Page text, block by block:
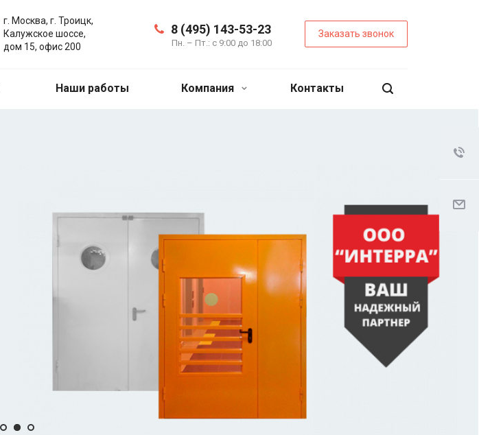
8 (495) 143-53-23
Пн. – Пт.: с 9:00 до 18:00
Заказать звонок
г. Москва, г. Троицк,
Калужское шоссе,
дом 15, офис 200
Наши работы Компания Контакты